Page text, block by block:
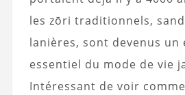
les zōri traditionnels,
lanières, sont devenus un
essentiel du mode de vie
Intéressant de voir